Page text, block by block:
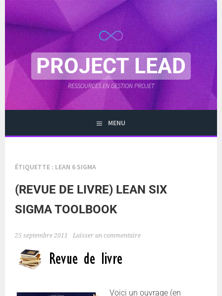
Aller
au
contenu
principal
PROJECT LEAD
RESSOURCES EN GESTION PROJET
MENU
ÉTIQUETTE : LEAN 6 SIGMA
(REVUE DE LIVRE) LEAN SIX
SIGMA TOOLBOOK
25 septembre 2011 Laisser un commentaire
Voici un ouvrage (en